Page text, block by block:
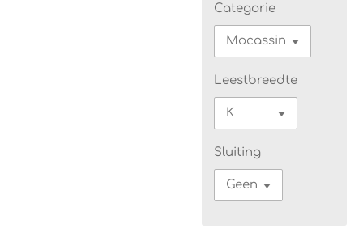
Categorie
Leestbreedte
Sluiting